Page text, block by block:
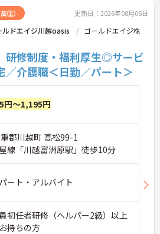
住） 更新日：2026年08月06日
ルドエイジ川越oasis
ゴールドエイジ株
研修制度・福利厚生◎サービ
／介護職＜日勤／パート＞
円～1,195円
郡川越町 高松99-1
線「川越富洲原駅」徒歩10分
ート・アルバイト
初任者研修（ヘルパー2級）以上
持ちの方